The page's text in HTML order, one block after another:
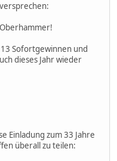
Sofortgewinnen und
dieses Jahr wieder
Einladung zum 33 Jahre
überall zu teilen: